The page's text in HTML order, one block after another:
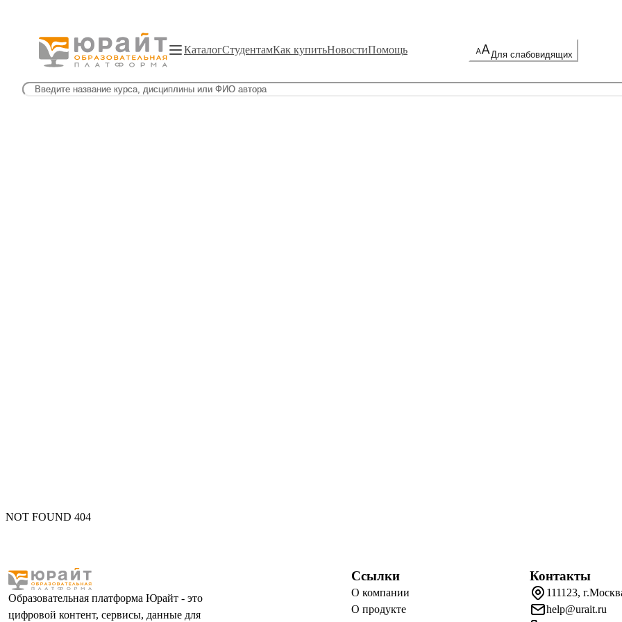
КаталогСтудентамКак купитьНовостиПомощь Для слабовидящих
NOT FOUND 404
Образовательная платформа Юрайт - это
цифровой контент, сервисы, данные для
Ссылки
О компании
О продукте
Контакты
111123,
help@urait.ru